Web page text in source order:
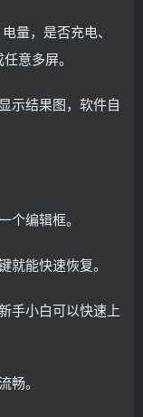
量，是否充电、
意多屏。
示结果图，软件自
个编辑框。
就能快速恢复。
手小白可以快速上
畅。